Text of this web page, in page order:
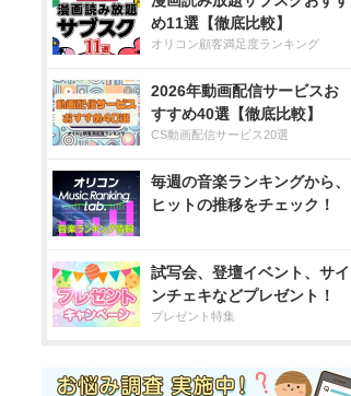
め11選【徹底比較】
オリコン顧客満足度ランキング
2026年動画配信サービスお
すすめ40選【徹底比較】
CS動画配信サービス20選
毎週の音楽ランキングから、
ヒットの推移をチェック！
試写会、登壇イベント、サイ
ンチェキなどプレゼント！
プレゼント特集